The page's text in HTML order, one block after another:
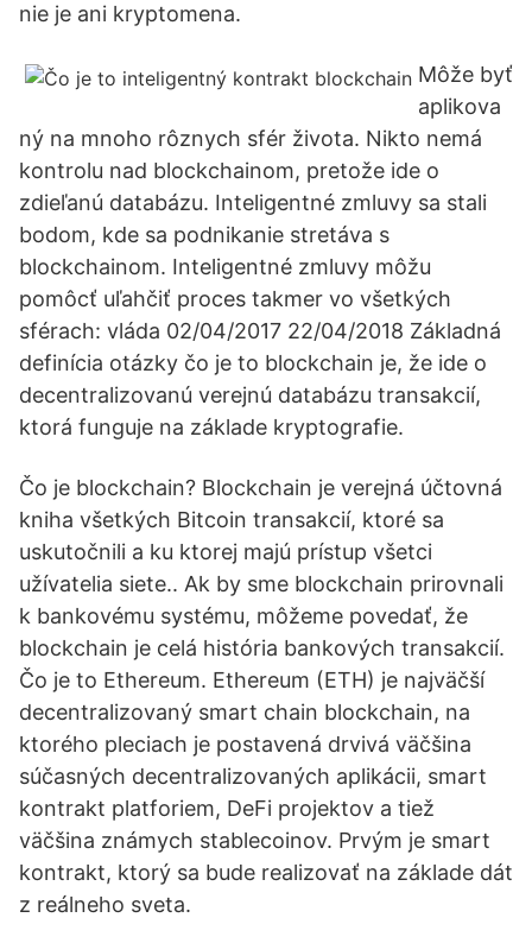
nie je ani kryptomena.
Môže byť
aplikova
ný na mnoho rôznych sfér života. Nikto nemá
kontrolu nad blockchainom, pretože ide o
zdieľanú databázu. Inteligentné zmluvy sa stali
bodom, kde sa podnikanie stretáva s
blockchainom. Inteligentné zmluvy môžu
pomôcť uľahčiť proces takmer vo všetkých
sférach: vláda 02/04/2017 22/04/2018 Základná
definícia otázky čo je to blockchain je, že ide o
decentralizovanú verejnú databázu transakcií,
ktorá funguje na základe kryptografie.
Čo je blockchain? Blockchain je verejná účtovná
kniha všetkých Bitcoin transakcií, ktoré sa
uskutočnili a ku ktorej majú prístup všetci
užívatelia siete.. Ak by sme blockchain prirovnali
k bankovému systému, môžeme povedať, že
blockchain je celá história bankových transakcií.
Čo je to Ethereum. Ethereum (ETH) je najväčší
decentralizovaný smart chain blockchain, na
ktorého pleciach je postavená drvivá väčšina
súčasných decentralizovaných aplikácii, smart
kontrakt platforiem, DeFi projektov a tiež
väčšina známych stablecoinov. Prvým je smart
kontrakt, ktorý sa bude realizovať na základe dát
z reálneho sveta.